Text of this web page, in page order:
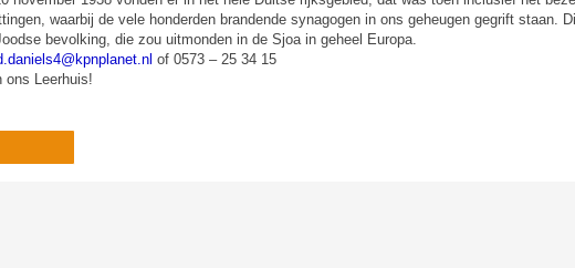
waarbij de vele honderden brandende synagogen in ons geheugen gegrift staan.
bevolking, die zou uitmonden in de Sjoa in geheel Europa.
of 0573 – 25 34 15
ons Leerhuis!